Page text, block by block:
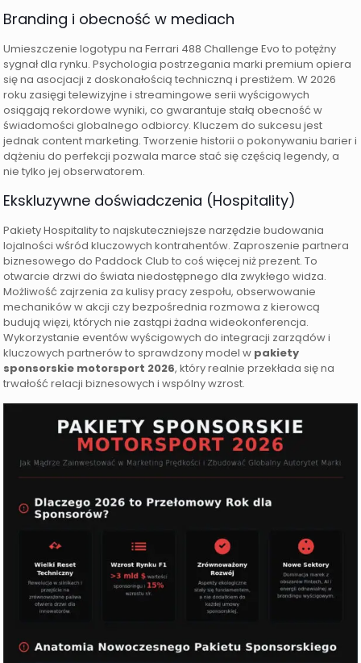
Branding i obecność w mediach
Umieszczenie logotypu na Ferrari 488 Challenge Evo to potężny
sygnał dla rynku. Psychologia postrzegania marki premium opiera
się na asocjacji z doskonałością techniczną i prestiżem. W 2026
roku zasięgi telewizyjne i streamingowe serii wyścigowych
osiągają rekordowe wyniki, co gwarantuje stałą obecność w
świadomości globalnego odbiorcy. Kluczem do sukcesu jest
jednak content marketing. Tworzenie historii o pokonywaniu barier i
dążeniu do perfekcji pozwala marce stać się częścią legendy, a
nie tylko jej obserwatorem.
Ekskluzywne doświadczenia (Hospitality)
Pakiety Hospitality to najskuteczniejsze narzędzie budowania
lojalności wśród kluczowych kontrahentów. Zaproszenie partnera
biznesowego do Paddock Club to coś więcej niż prezent. To
otwarcie drzwi do świata niedostępnego dla zwykłego widza.
Możliwość zajrzenia za kulisy pracy zespołu, obserwowanie
mechaników w akcji czy bezpośrednia rozmowa z kierowcą
budują więzi, których nie zastąpi żadna wideokonferencja.
Wykorzystanie eventów wyścigowych do integracji zarządów i
kluczowych partnerów to sprawdzony model w pakiety
sponsorskie motorsport 2026, który realnie przekłada się na
trwałość relacji biznesowych i wspólny wzrost.